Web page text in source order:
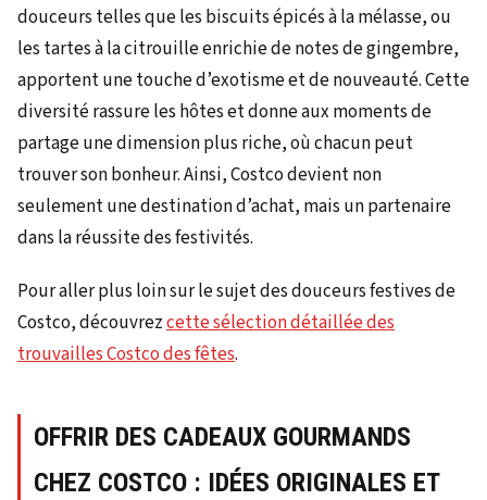
douceurs telles que les biscuits épicés à la mélasse, ou
les tartes à la citrouille enrichie de notes de gingembre,
apportent une touche d’exotisme et de nouveauté. Cette
diversité rassure les hôtes et donne aux moments de
partage une dimension plus riche, où chacun peut
trouver son bonheur. Ainsi, Costco devient non
seulement une destination d’achat, mais un partenaire
dans la réussite des festivités.
Pour aller plus loin sur le sujet des douceurs festives de
Costco, découvrezcette sélection détaillée des
trouvailles Costco des fêtes.
OFFRIR DES CADEAUX GOURMANDS
CHEZ COSTCO : IDÉES ORIGINALES ET